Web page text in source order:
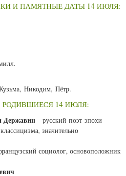
И ПАМЯТНЫЕ ДАТЫ 14 ИЮЛЯ:
Никодим, Пётр.
14 ИЮЛЯ:
Державин - русский поэт эпохи
значительно
социолог, основоположник